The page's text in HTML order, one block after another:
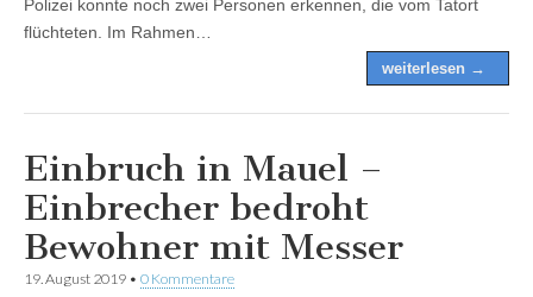
Polizei konnte noch zwei Personen erkennen, die vom Tatort
flüchteten. Im Rahmen…
weiterlesen →
Einbruch in Mauel –
Einbrecher bedroht
Bewohner mit Messer
19. August 2019 • 0 Kommentare